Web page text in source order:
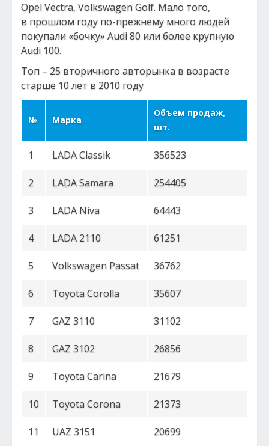
Opel Vectra, Volkswagen Golf. Мало того,
в прошлом году по-прежнему много людей
покупали «бочку» Audi 80 или более крупную
Audi 100.
Топ – 25 вторичного авторынка в возрасте
старше 10 лет в 2010 году
№ Марка
Объем продаж,
шт.
1 LADA Classik 356523
2 LADA Samara 254405
3 LADA Niva 64443
4 LADA 2110 61251
5 Volkswagen Passat 36762
6 Toyota Corolla 35607
7 GAZ 3110 31102
8 GAZ 3102 26856
9 Toyota Carina 21679
10 Toyota Corona 21373
11 UAZ 3151 20699